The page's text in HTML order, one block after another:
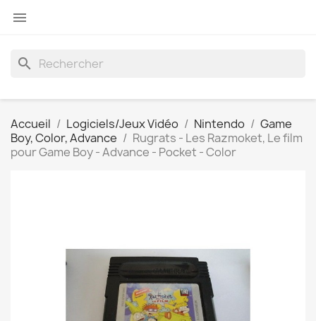

search
Accueil Logiciels/Jeux Vidéo Nintendo
Game
Boy, Color, Advance
Rugrats - Les Razmoket, Le film
pour Game Boy - Advance - Pocket - Color